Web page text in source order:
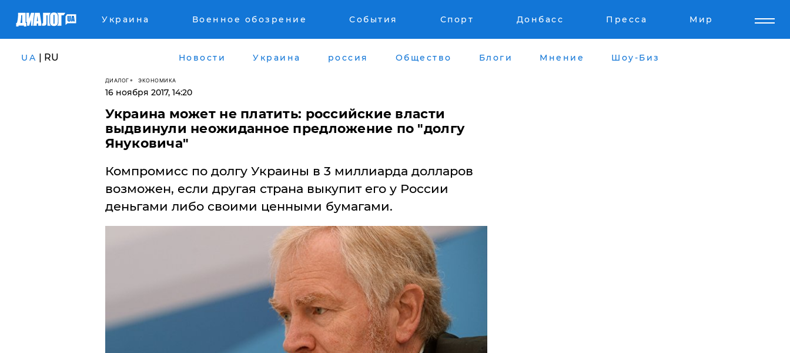
Украина Военное обозрение События Спорт Донбасс Пресса Мир
UA | RU Новости Украина россия Общество Блоги Мнение Шоу-Биз
ДИАЛОГ ЭКОНОМИКА
16 ноября 2017, 14:20
Украина может не платить: российские власти
выдвинули неожиданное предложение по "долгу
Януковича"
Компромисс по долгу Украины в 3 миллиарда долларов
возможен, если другая страна выкупит его у России
деньгами либо своими ценными бумагами.